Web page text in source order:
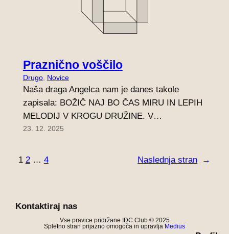
Praznično voščilo
Drugo, Novice
Naša draga Angelca nam je danes takole
zapisala: BOŽIČ NAJ BO ČAS MIRU IN LEPIH
MELODIJ V KROGU DRUŽINE. V…
23. 12. 2025
1 2 … 4 Naslednja stran →
Kontaktiraj nas
Vse pravice pridržane IDC Club © 2025
Spletno stran prijazno omogoča in upravlja Medius